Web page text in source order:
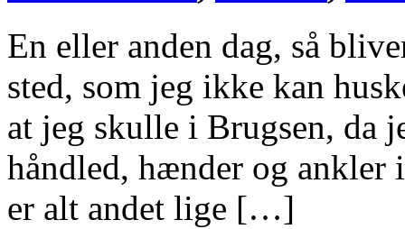
En eller anden dag, så
sted, som jeg ikke kan
at jeg skulle i Brugsen, da
håndled, hænder og ankler
er alt andet lige […]